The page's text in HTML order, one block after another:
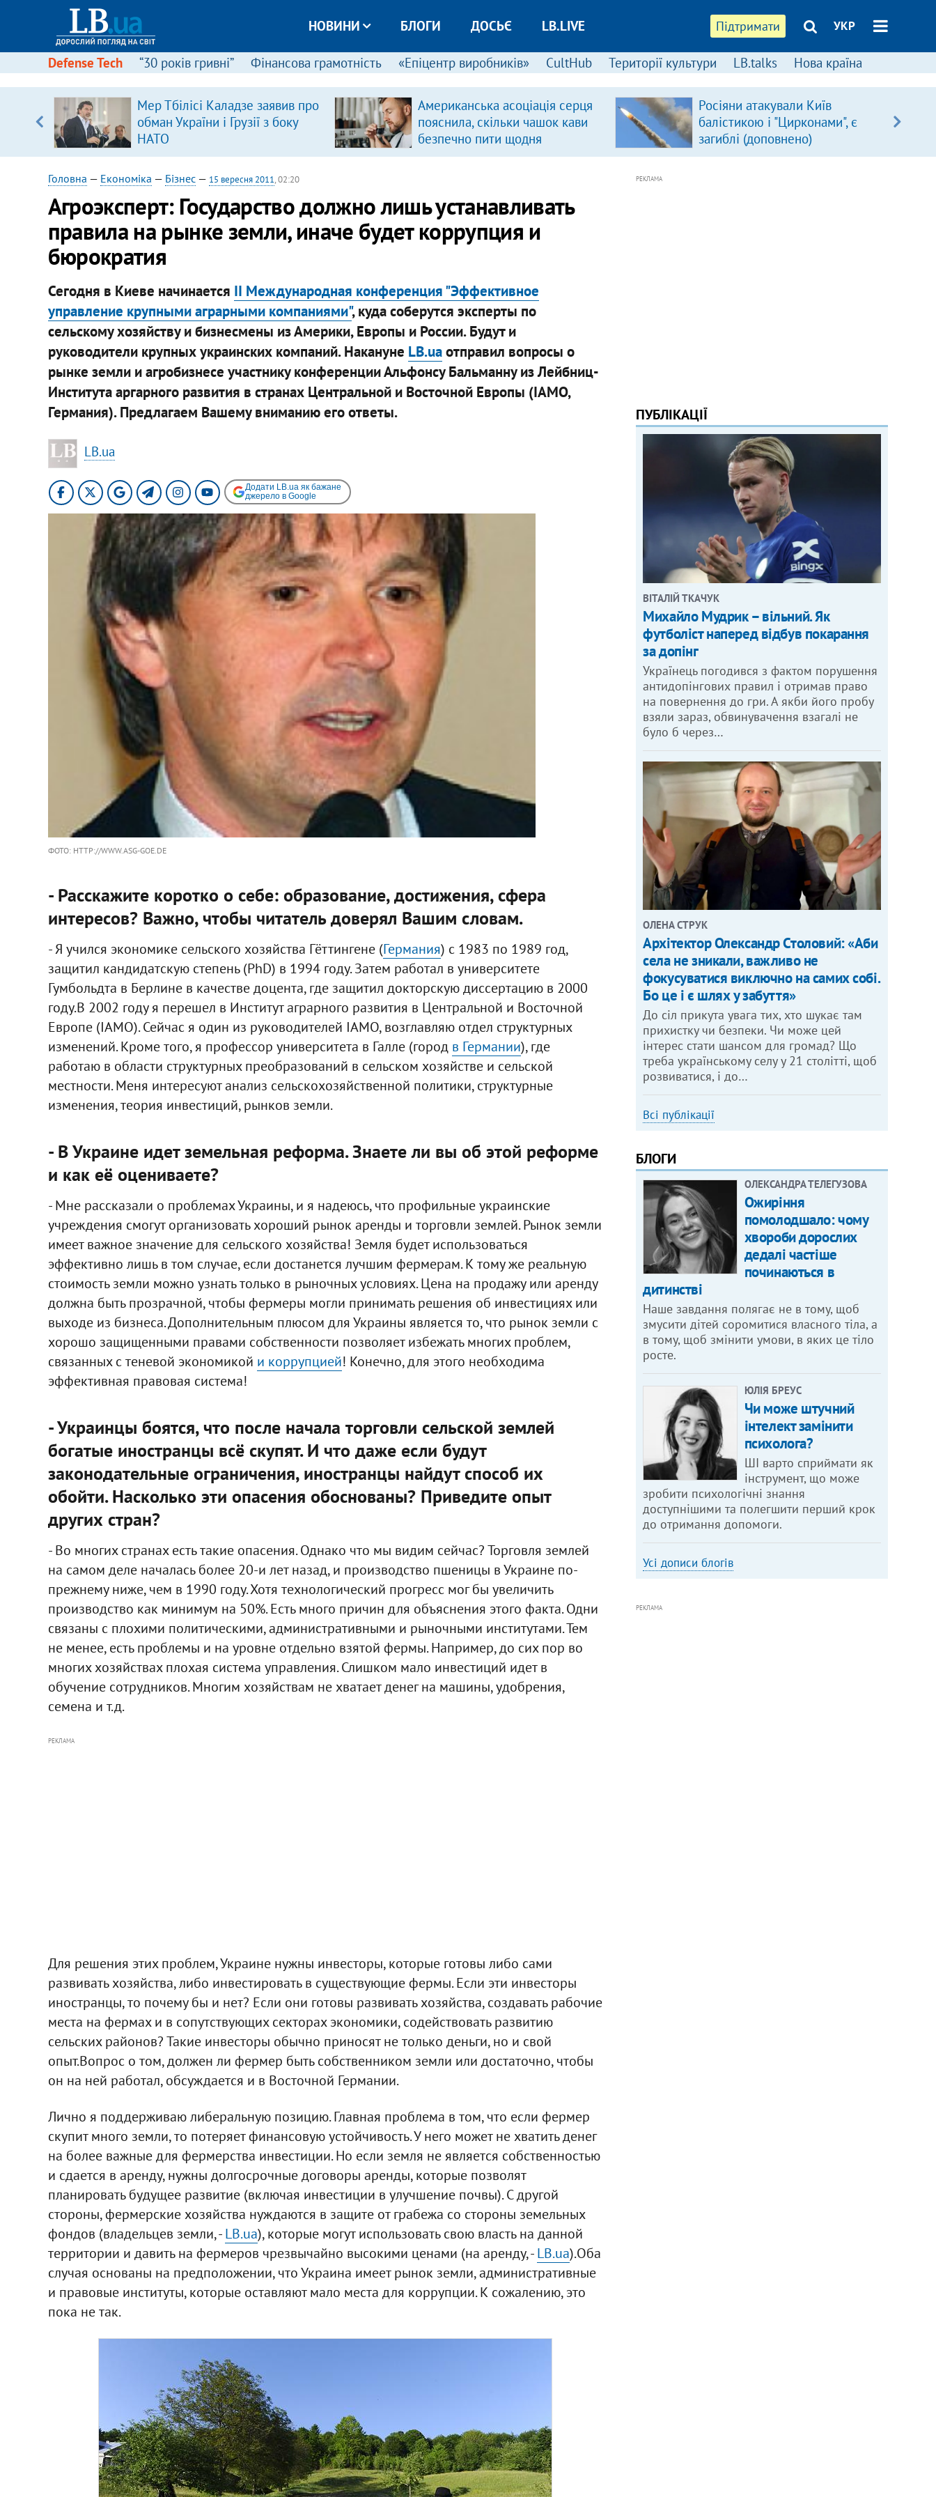
Підтримати УКР
НОВИНИ БЛОГИ ДОСЬЄ LB.LIVE
Defense Tech “30 років гривні” Фінансова грамотність «Епіцентр виробників» CultHub Території культури LB.talks Нова країна
Мер Тбілісі Каладзе заявив про
обман України і Грузії з боку
НАТО
Американська асоціація серця
пояснила, скільки чашок кави
безпечно пити щодня
Росіяни атакували Київ
балістикою і "Цирконами", є
загиблі (доповнено)
Головна — Економіка — Бізнес— 15 вересня 2011, 02:20
Агроэксперт: Государство должно лишь устанавливать
правила на рынке земли, иначе будет коррупция и
бюрократия
Сегодня в Киеве начинается II Международная конференция "Эффективное
управление крупными аграрными компаниями", куда соберутся эксперты по
сельскому хозяйству и бизнесмены из Америки, Европы и России. Будут и
руководители крупных украинских компаний. Накануне LB.uaотправил вопросы о
рынке земли и агробизнесе участнику конференции Альфонсу Бальманну из Лейбниц-
Института аргарного развития в странах Центральной и Восточной Европы (IАМО,
Германия). Предлагаем Вашему вниманию его ответы.
LB.ua
Додати LB.ua як бажане
джерело в Google
ФОТО: HTTP://WWW.ASG-GOE.DE
- Расскажите коротко о себе: образование, достижения, сфера
интересов? Важно, чтобы читатель доверял Вашим словам.
- Я учился экономике сельского хозяйства Гёттингене (Германия) с 1983 по 1989 год,
защитил кандидатскую степень (PhD) в 1994 году. Затем работал в университете
Гумбольдта в Берлине в качестве доцента, где защитил докторскую диссертацию в 2000
году.В 2002 году я перешел в Институт аграрного развития в Центральной и Восточной
Европе (IАМО). Сейчас я один из руководителей IAMO, возглавляю отдел структурных
изменений. Кроме того, я профессор университета в Галле (город в Германии), где
работаю в области структурных преобразований в сельском хозяйстве и сельской
местности. Меня интересуют анализ сельскохозяйственной политики, структурные
изменения, теория инвестиций, рынков земли.
- В Украине идет земельная реформа. Знаете ли вы об этой реформе
и как её оцениваете?
- Мне рассказали о проблемах Украины, и я надеюсь, что профильные украинские
учреждения смогут организовать хороший рынок аренды и торговли землей. Рынок земли
имеет важное значение для сельского хозяйства! Земля будет использоваться
эффективно лишь в том случае, если достанется лучшим фермерам. К тому же реальную
стоимость земли можно узнать только в рыночных условиях. Цена на продажу или аренду
должна быть прозрачной, чтобы фермеры могли принимать решения об инвестициях или
выходе из бизнеса. Дополнительным плюсом для Украины является то, что рынок земли с
хорошо защищенными правами собственности позволяет избежать многих проблем,
связанных с теневой экономикой и коррупцией! Конечно, для этого необходима
эффективная правовая система!
- Украинцы боятся, что после начала торговли сельской землей
богатые иностранцы всё скупят. И что даже если будут
законодательные ограничения, иностранцы найдут способ их
обойти. Насколько эти опасения обоснованы? Приведите опыт
других стран?
- Во многих странах есть такие опасения. Однако что мы видим сейчас? Торговля землей
на самом деле началась более 20-и лет назад, и производство пшеницы в Украине по-
прежнему ниже, чем в 1990 году. Хотя технологический прогресс мог бы увеличить
производство как минимум на 50%. Есть много причин для объяснения этого факта. Одни
связаны с плохими политическими, административными и рыночными институтами. Тем
не менее, есть проблемы и на уровне отдельно взятой фермы. Например, до сих пор во
многих хозяйствах плохая система управления. Слишком мало инвестиций идет в
обучение сотрудников. Многим хозяйствам не хватает денег на машины, удобрения,
семена и т.д.
РЕКЛАМА
Для решения этих проблем, Украине нужны инвесторы, которые готовы либо сами
развивать хозяйства, либо инвестировать в существующие фермы. Если эти инвесторы
иностранцы, то почему бы и нет? Если они готовы развивать хозяйства, создавать рабочие
места на фермах и в сопутствующих секторах экономики, содействовать развитию
сельских районов? Такие инвесторы обычно приносят не только деньги, но и свой
опыт.Вопрос о том, должен ли фермер быть собственником земли или достаточно, чтобы
он на ней работал, обсуждается и в Восточной Германии.
Лично я поддерживаю либеральную позицию. Главная проблема в том, что если фермер
скупит много земли, то потеряет финансовую устойчивость. У него может не хватить денег
на более важные для фермерства инвестиции. Но если земля не является собственностью
и сдается в аренду, нужны долгосрочные договоры аренды, которые позволят
планировать будущее развитие (включая инвестиции в улучшение почвы). С другой
стороны, фермерские хозяйства нуждаются в защите от грабежа со стороны земельных
фондов (владельцев земли, -LB.ua), которые могут использовать свою власть на данной
территории и давить на фермеров чрезвычайно высокими ценами (на аренду, -LB.ua).Оба
случая основаны на предположении, что Украина имеет рынок земли, административные
и правовые институты, которые оставляют мало места для коррупции. К сожалению, это
пока не так.
РЕКЛАМА
ПУБЛІКАЦІЇ
ВІТАЛІЙ ТКАЧУК
Михайло Мудрик – вільний. Як
футболіст наперед відбув покарання
за допінг
Українець погодився з фактом порушення
антидопінгових правил і отримав право
на повернення до гри. А якби його пробу
взяли зараз, обвинувачення взагалі не
було б через…
ОЛЕНА СТРУК
Архітектор Олександр Столовий: «Аби
села не зникали, важливо не
фокусуватися виключно на самих собі.
Бо це і є шлях у забуття»
До сіл прикута увага тих, хто шукає там
прихистку чи безпеки. Чи може цей
інтерес стати шансом для громад? Що
треба українському селу у 21 столітті, щоб
розвиватися, і до…
Всі публікації
БЛОГИ
ОЛЕКСАНДРА ТЕЛЕГУЗОВА
Ожиріння
помолодшало: чому
хвороби дорослих
дедалі частіше
починаються в
дитинстві
Наше завдання полягає не в тому, щоб
змусити дітей соромитися власного тіла, а
в тому, щоб змінити умови, в яких це тіло
росте.
ЮЛІЯ БРЕУС
Чи може штучний
інтелект замінити
психолога?
ШІ варто сприймати як
інструмент, що може
зробити психологічні знання
доступнішими та полегшити перший крок
до отримання допомоги.
Усі дописи блогів
РЕКЛАМА